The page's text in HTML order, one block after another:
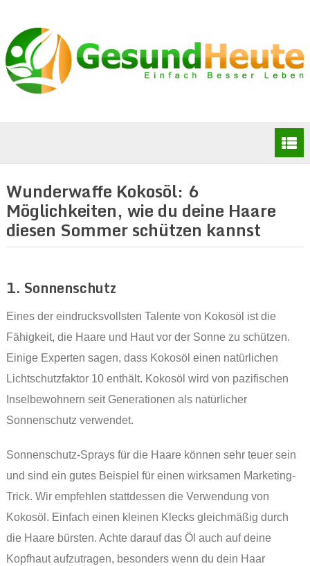
Wunderwaffe Kokosöl: 6
Möglichkeiten, wie du deine Haare
diesen Sommer schützen kannst
1. Sonnenschutz
Eines der eindrucksvollsten Talente von Kokosöl ist die
Fähigkeit, die Haare und Haut vor der Sonne zu schützen.
Einige Experten sagen, dass Kokosöl einen natürlichen
Lichtschutzfaktor 10 enthält. Kokosöl wird von pazifischen
Inselbewohnern seit Generationen als natürlicher
Sonnenschutz verwendet.
Sonnenschutz-Sprays für die Haare können sehr teuer sein
und sind ein gutes Beispiel für einen wirksamen Marketing-
Trick. Wir empfehlen stattdessen die Verwendung von
Kokosöl. Einfach einen kleinen Klecks gleichmäßig durch
die Haare bürsten. Achte darauf das Öl auch auf deine
Kopfhaut aufzutragen, besonders wenn du dein Haar